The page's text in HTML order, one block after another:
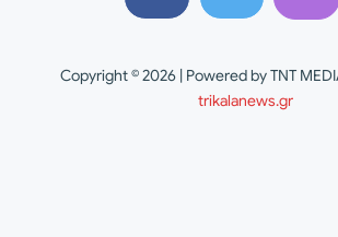
Copyright © 2026 | Powered by TNT
trikalanews.gr